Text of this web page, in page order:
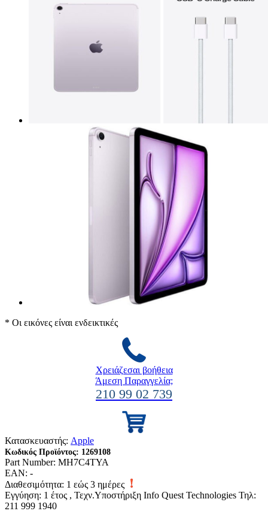
* Οι εικόνες είναι ενδεικτικές
Χρειάζεσαι βοήθεια
Άμεση Παραγγελία;
210 99 02 739
Κατασκευαστής: Apple
Κωδικός Προϊόντος: 1269108
Part Number: MH7C4TYA
EAN: -
Διαθεσιμότητα: 1 εώς 3 ημέρες
Εγγύηση: 1 έτος , Τεχν.Υποστήριξη Info Quest Technologies Τηλ:
211 999 1940